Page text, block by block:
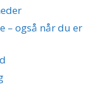
– også når du er